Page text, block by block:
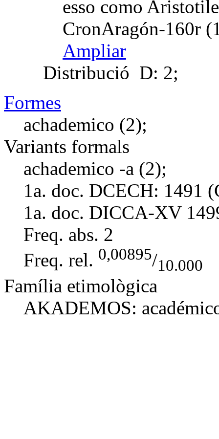
esso como
CronAragón-160r
Ampliar
Distribució D: 2;
Formes
achademico (2);
Variants formals
achademico -a (2);
1a. doc. DCECH: 1491
1a. doc. DICCA-XV
Freq. abs. 2
Freq. rel. 0,00895/10.000
Família etimològica
AKADEMOS: